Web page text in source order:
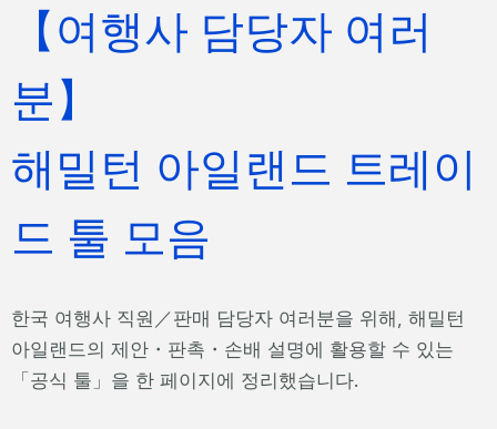
【여행사 담당자 여러
분】
해밀턴 아일랜드 트레이
드 툴 모음
한국 여행사 직원／판매 담당자 여러분을 위해, 해밀턴
아일랜드의 제안・판촉・손배 설명에 활용할 수 있는
「공식 툴」을 한 페이지에 정리했습니다.